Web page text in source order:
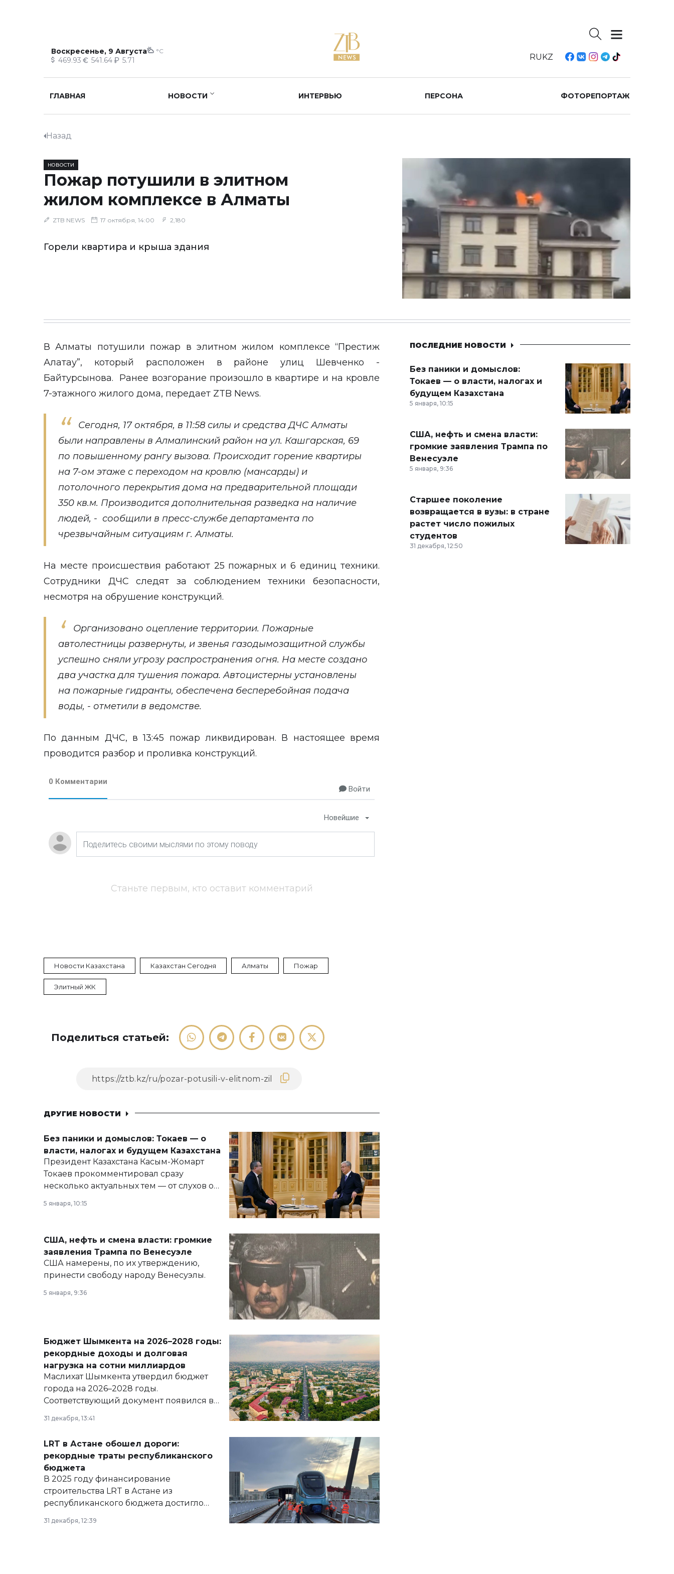
Воскресенье, 9 Августа °C
469.93 541.64 5.71 RUKZ
ГЛАВНАЯ НОВОСТИ ИНТЕРВЬЮ ПЕРСОНА ФОТОРЕПОРТАЖ
Назад
НОВОСТИ
Пожар потушили в элитном
жилом комплексе в Алматы
ZTB NEWS 17 октября, 14:00 2,180
Горели квартира и крыша здания
В Алматы потушили пожар в элитном жилом комплексе “Престиж
Алатау”, который расположен в районе улиц Шевченко -
Байтурсынова. Ранее возгорание произошло в квартире и на кровле
7-этажного жилого дома, передает ZTB News.
Сегодня, 17 октября, в 11:58 силы и средства ДЧС Алматы
были направлены в Алмалинский район на ул. Кашгарская, 69
по повышенному рангу вызова. Происходит горение квартиры
на 7-ом этаже с переходом на кровлю (мансарды) и
потолочного перекрытия дома на предварительной площади
350 кв.м. Производится дополнительная разведка на наличие
людей, - сообщили в пресс-службе департамента по
чрезвычайным ситуациям г. Алматы.
На месте происшествия работают 25 пожарных и 6 единиц техники.
Сотрудники ДЧС следят за соблюдением техники безопасности,
несмотря на обрушение конструкций.
Организовано оцепление территории. Пожарные
автолестницы развернуты, и звенья газодымозащитной службы
успешно сняли угрозу распространения огня. На месте создано
два участка для тушения пожара. Автоцистерны установлены
на пожарные гидранты, обеспечена бесперебойная подача
воды, - отметили в ведомстве.
По данным ДЧС, в 13:45 пожар ликвидирован. В настоящее время
проводится разбор и проливка конструкций.
0 Комментарии
Войти
Новейшие
Станьте первым, кто оставит комментарий
Новости Казахстана Казахстан Сегодня Алматы Пожар
Элитный ЖК
Поделиться статьей:
ДРУГИЕ НОВОСТИ
Без паники и домыслов: Токаев — о
власти, налогах и будущем Казахстана
Президент Казахстана Касым-Жомарт
Токаев прокомментировал сразу
несколько актуальных тем — от слухов о
армии, экономики и личного здоровья.
5 января, 10:15
США, нефть и смена власти: громкие
заявления Трампа по Венесуэле
США намерены, по их утверждению,
принести свободу народу Венесуэлы.
5 января, 9:36
Бюджет Шымкента на 2026–2028 годы:
рекордные доходы и долговая
нагрузка на сотни миллиардов
Маслихат Шымкента утвердил бюджет
города на 2026–2028 годы.
Соответствующий документ появился в
базе нормативных правовых актов и на
сайте маслихат города.
31 декабря, 13:41
LRT в Астане обошел дороги:
рекордные траты республиканского
бюджета
В 2025 году финансирование
строительства LRT в Астане из
республиканского бюджета достигло
рекордных объемов.
31 декабря, 12:39
ПОСЛЕДНИЕ НОВОСТИ
Без паники и домыслов:
Токаев — о власти, налогах и
будущем Казахстана
5 января, 10:15
США, нефть и смена власти:
громкие заявления Трампа по
Венесуэле
5 января, 9:36
Старшее поколение
возвращается в вузы: в стране
растет число пожилых
студентов
31 декабря, 12:50